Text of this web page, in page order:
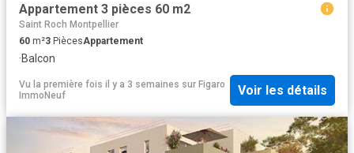
Appartement 3 pièces 60 m2
Saint Roch Montpellier
60 m²3 PiècesAppartement
·Balcon
Vu la première fois il y a 3 semaines sur Figaro
ImmoNeuf
Voir les détails